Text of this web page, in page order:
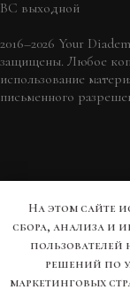
На этом сайте
сбора, анализа и
решений по
маркетинговых
ВС выходной
2016–2026 Your
защищены. Любое
использование
письменного